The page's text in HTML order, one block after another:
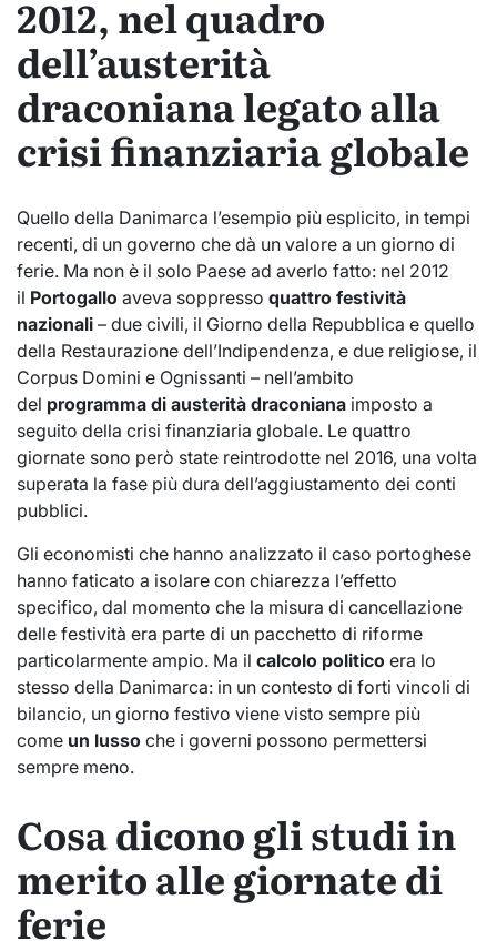
2012, nel quadro
dell’austerità
draconiana legato alla
crisi finanziaria globale
Quello della Danimarca l’esempio più esplicito, in tempi
recenti, di un governo che dà un valore a un giorno di
ferie. Ma non è il solo Paese ad averlo fatto: nel 2012
il Portogallo aveva soppresso quattro festività
nazionali – due civili, il Giorno della Repubblica e quello
della Restaurazione dell’Indipendenza, e due religiose, il
Corpus Domini e Ognissanti – nell’ambito
del programma di austerità draconiana imposto a
seguito della crisi finanziaria globale. Le quattro
giornate sono però state reintrodotte nel 2016, una volta
superata la fase più dura dell’aggiustamento dei conti
pubblici.
Gli economisti che hanno analizzato il caso portoghese
hanno faticato a isolare con chiarezza l’effetto
specifico, dal momento che la misura di cancellazione
delle festività era parte di un pacchetto di riforme
particolarmente ampio. Ma il calcolo politico era lo
stesso della Danimarca: in un contesto di forti vincoli di
bilancio, un giorno festivo viene visto sempre più
come un lusso che i governi possono permettersi
sempre meno.
Cosa dicono gli studi in
merito alle giornate di
ferie